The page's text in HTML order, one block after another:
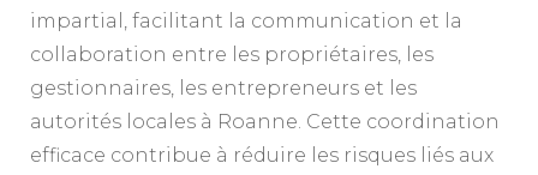
impartial, facilitant la communication et la
collaboration entre les propriétaires, les
gestionnaires, les entrepreneurs et les
autorités locales à Roanne. Cette coordination
efficace contribue à réduire les risques liés aux